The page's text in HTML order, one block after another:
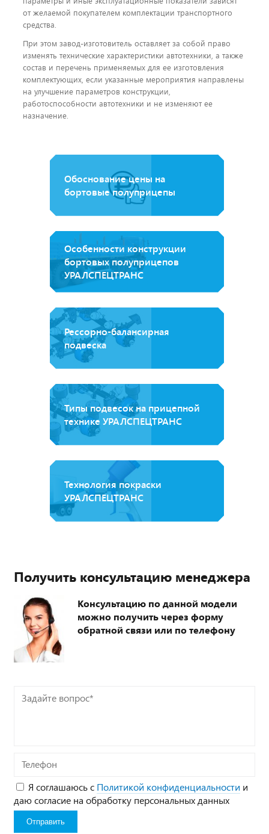
от желаемой покупателем комплектации транспортного
средства.
При этом завод-изготовитель оставляет за собой право
изменять технические характеристики автотехники, а также
состав и перечень применяемых для ее изготовления
комплектующих, если указанные мероприятия направлены
на улучшение параметров конструкции,
работоспособности автотехники и не изменяют ее
назначение.
Обоснование цены на
бортовые полуприцепы
Особенности конструкции
бортовых полуприцепов
УРАЛСПЕЦТРАНС
Рессорно-балансирная
подвеска
Типы подвесок на прицепной
технике УРАЛСПЕЦТРАНС
Технология покраски
УРАЛСПЕЦТРАНС
Получить консультацию менеджера
Консультацию по данной модели
можно получить через форму
обратной связи или по телефону
Задайте
вопрос*
Телефон
Я соглашаюсь с Политикой конфиденциальности и
даю согласие на обработку персональных данных